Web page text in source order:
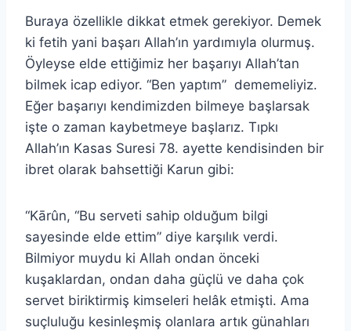
Buraya özellikle dikkat etmek gerekiyor. Demek
ki fetih yani başarı Allah’ın yardımıyla olurmuş.
Öyleyse elde ettiğimiz her başarıyı Allah’tan
bilmek icap ediyor. “Ben yaptım” dememeliyiz.
Eğer başarıyı kendimizden bilmeye başlarsak
işte o zaman kaybetmeye başlarız. Tıpkı
Allah’ın Kasas Suresi 78. ayette kendisinden bir
ibret olarak bahsettiği Karun gibi:
“Kārûn, “Bu serveti sahip olduğum bilgi
sayesinde elde ettim” diye karşılık verdi.
Bilmiyor muydu ki Allah ondan önceki
kuşaklardan, ondan daha güçlü ve daha çok
servet biriktirmiş kimseleri helâk etmişti. Ama
suçluluğu kesinleşmiş olanlara artık günahları